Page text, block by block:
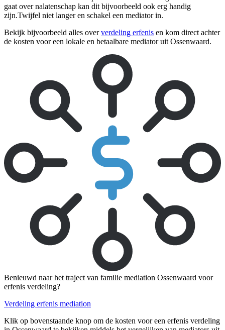
gaat over nalatenschap kan dit bijvoorbeeld ook erg handig
zijn.Twijfel niet langer en schakel een mediator in.
Bekijk bijvoorbeeld alles oververdeling erfenis en kom direct achter
de kosten voor een lokale en betaalbare mediator uit Ossenwaard.
Benieuwd naar het traject van familie mediation Ossenwaard voor
erfenis verdeling?
Verdeling erfenis mediation
Klik op bovenstaande knop om de kosten voor een erfenis verdeling